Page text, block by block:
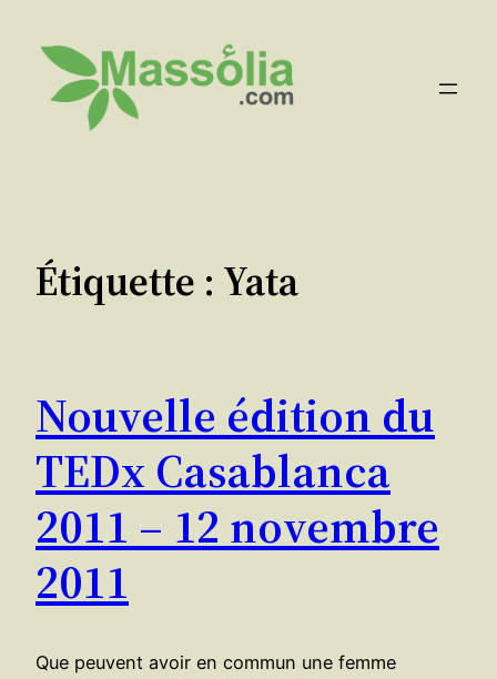
contenu
Étiquette : Yata
Nouvelle édition du
TEDx Casablanca
2011 – 12 novembre
2011
Que peuvent avoir en commun une femme